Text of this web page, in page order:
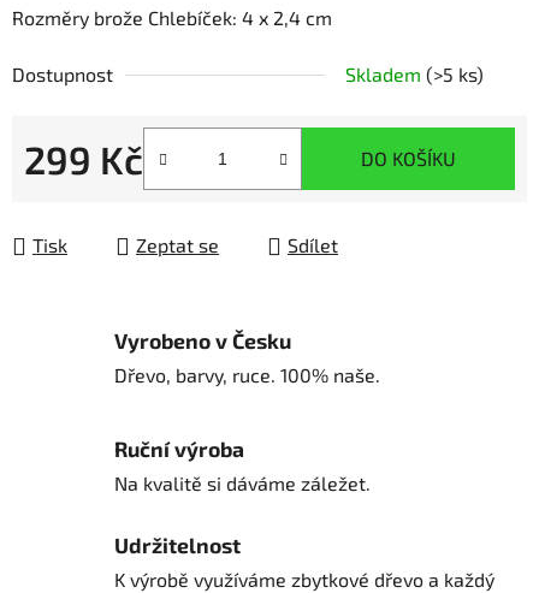
Rozměry brože Chlebíček: 4 x 2,4 cm
Dostupnost Skladem (>5 ks)
299 Kč DO KOŠÍKU
Tisk Zeptat se Sdílet
Vyrobeno v Česku
Dřevo, barvy, ruce. 100% naše.
Ruční výroba
Na kvalitě si dáváme záležet.
Udržitelnost
K výrobě využíváme zbytkové dřevo a každý